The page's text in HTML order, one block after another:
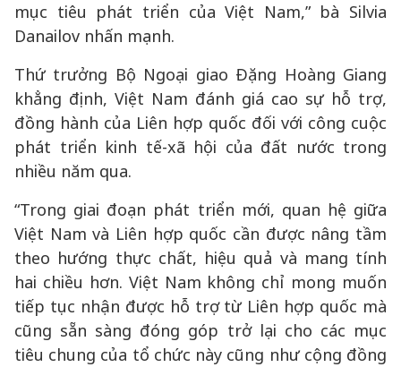
mục tiêu phát triển của Việt Nam,” bà Silvia
Danailov nhấn mạnh.
Thứ trưởng Bộ Ngoại giao Đặng Hoàng Giang
khẳng định, Việt Nam đánh giá cao sự hỗ trợ,
đồng hành của Liên hợp quốc đối với công cuộc
phát triển kinh tế-xã hội của đất nước trong
nhiều năm qua.
“Trong giai đoạn phát triển mới, quan hệ giữa
Việt Nam và Liên hợp quốc cần được nâng tầm
theo hướng thực chất, hiệu quả và mang tính
hai chiều hơn. Việt Nam không chỉ mong muốn
tiếp tục nhận được hỗ trợ từ Liên hợp quốc mà
cũng sẵn sàng đóng góp trở lại cho các mục
tiêu chung của tổ chức này cũng như cộng đồng